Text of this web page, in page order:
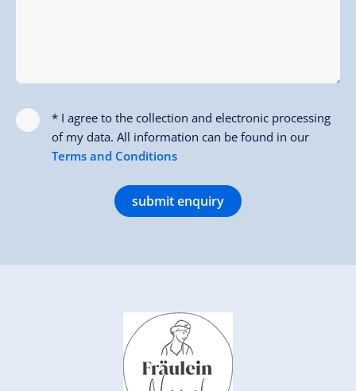
* I agree to the collection and electronic processing
of my data. All information can be found in our
Terms and Conditions
submit enquiry